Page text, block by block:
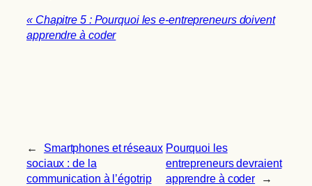
« Chapitre 5 : Pourquoi les e-entrepreneurs doivent
apprendre à coder
←
Smartphones et réseaux
sociaux : de la
communication à l’égotrip
Pourquoi les
entrepreneurs devraient
apprendre à coder
→